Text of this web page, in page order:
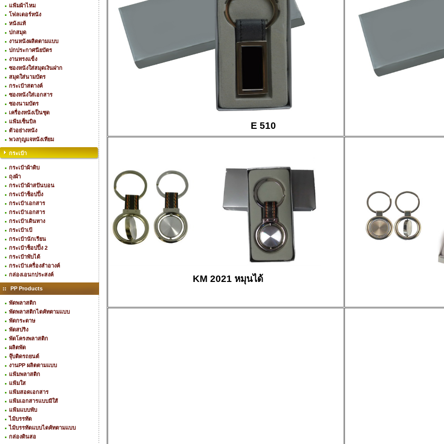
แฟ้มผ้าไหม
โฟลเดอร์หนัง
หนังแท้
ปกสมุด
งานหนังผลิตตามแบบ
ปกประกาศนียบัตร
งานทรงแข็ง
ซองหนังใส่สมุดเงินฝาก
สมุดใส่นามบัตร
กระเป๋าสตางค์
ซองหนังใส่เอกสาร
ซองนามบัตร
เครื่องหนังเป็นชุด
แฟ้มเซ็นบิล
ตัวอย่างหนัง
พวงกุญแจหนังเทียม
กระเป๋า
กระเป๋าผ้าดิบ
ถุงผ้า
กระเป๋าผ้าสปันบอน
กระเป๋าช็อปปิ้ง
กระเป๋าเอกสาร
กระเป๋าเอกสาร
กระเป๋าเดินทาง
กระเป๋าเป้
กระเป๋านักเรียน
กระเป๋าช็อปปิ้ง 2
กระเป๋าพับได้
กระเป๋าเครื่องสำอางค์
กล่องเอนกประสงค์
PP Products
พัดพลาสติก
พัดพลาสติกไดคัทตามแบบ
พัดกระดาษ
พัดสปริง
พัดโครงพลาสติก
ผลิตพัด
จุ๊บติดรถยนต์
งานPP ผลิตตามแบบ
แฟ้มพลาสติก
แฟ้มใส
แฟ้มสอดเอกสาร
แฟ้มเอกสารแบบมีใส้
แฟ้มแบบพับ
ไม้บรรทัด
ไม้บรรทัดแบบไดคัทตามแบบ
กล่องดินสอ
E 510
KM 2021 หมุนได้